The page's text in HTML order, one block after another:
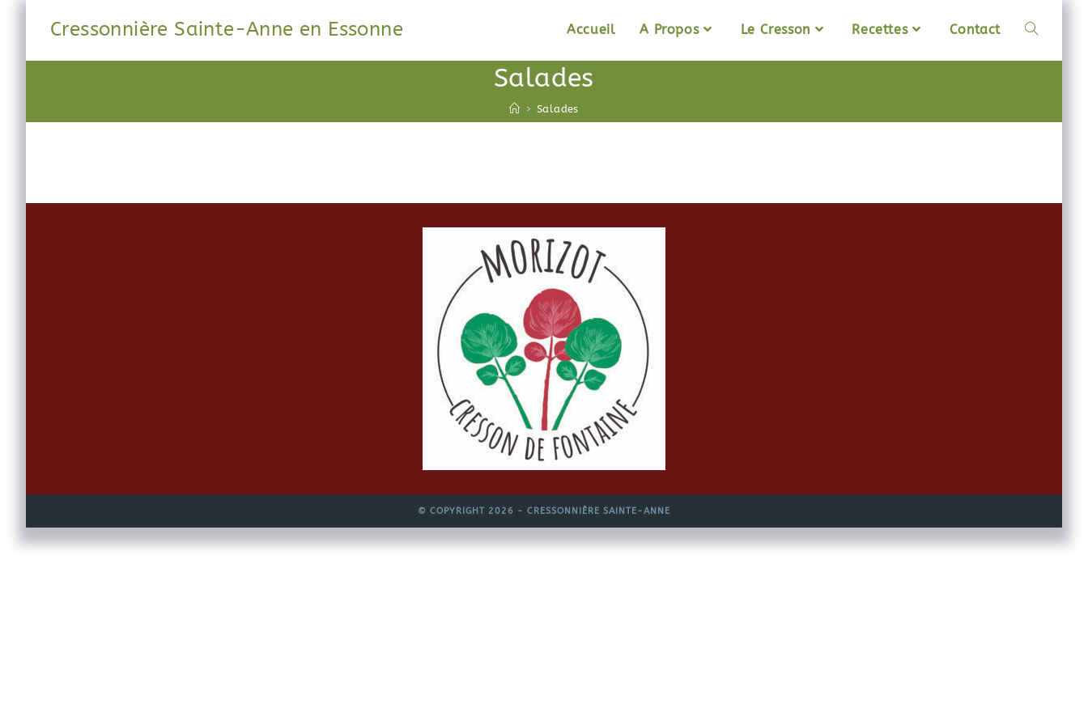
Cressonnière Sainte-Anne en Essonne Accueil A Propos Le Cresson Recettes Contact
Salades
> Salades
© COPYRIGHT 2026 - CRESSONNIÈRE SAINTE-ANNE